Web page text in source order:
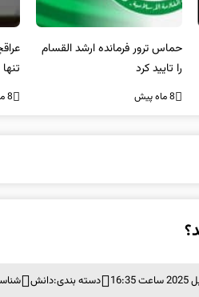
فرمانده ارشد القسام
عراقچی: صلح و
تنها از مسیر
محقق می‌شود
دسته بندی:دانش شناسه